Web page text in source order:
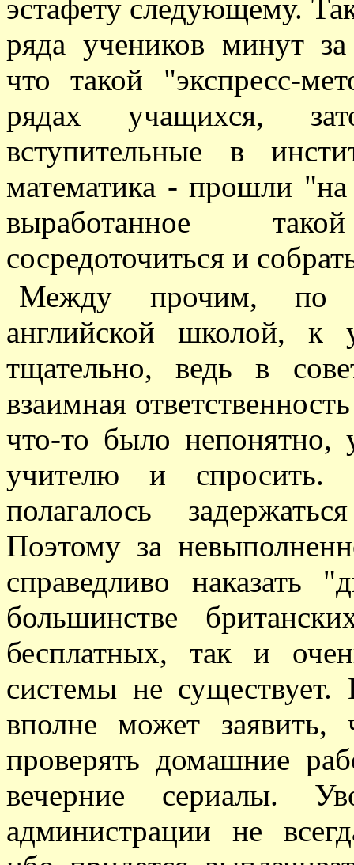
эстафету следующему.
ряда учеников минут за
что такой "экспресс-
рядах учащихся,
вступительные в
математика - прошли
выработанное
сосредоточиться и
Между прочим, по
английской школой, к
тщательно, ведь в
взаимная
что-то было
учителю и спросить.
полагалось
Поэтому за
справедливо
большинстве
бесплатных, так и
системы не
вполне может
проверять домашние
вечерние сериалы.
администрации не